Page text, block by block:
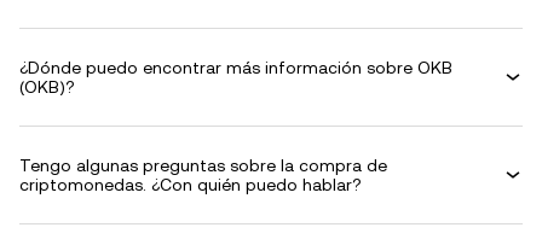
¿Dónde puedo encontrar más información sobre OKB
(OKB)?
Tengo algunas preguntas sobre la compra de
criptomonedas. ¿Con quién puedo hablar?